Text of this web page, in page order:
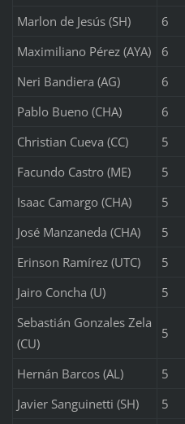
Marlon de Jesús (SH)
6
Maximiliano Pérez (AYA)
6
Neri Bandiera (AG)
6
Pablo Bueno (CHA)
6
Christian Cueva (CC)
5
Facundo Castro (ME)
5
Isaac Camargo (CHA)
5
José Manzaneda (CHA)
5
Erinson Ramírez (UTC)
5
Jairo Concha (U)
5
Sebastián Gonzales Zela
(CU)
5
Hernán Barcos (AL)
5
Javier Sanguinetti (SH)
5